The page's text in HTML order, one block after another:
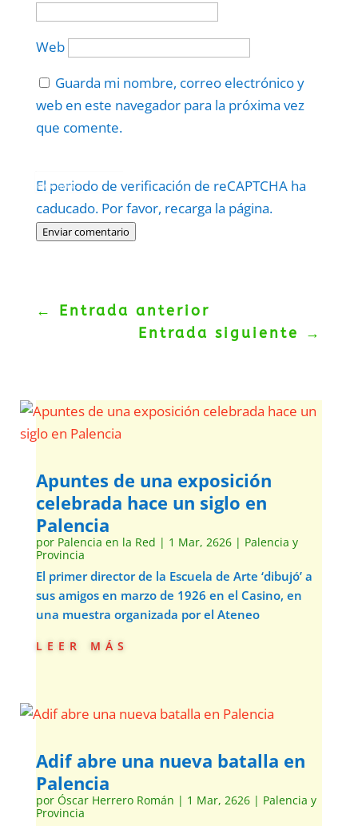
Web
Guarda mi nombre, correo electrónico y
web en este navegador para la próxima vez
que comente.
El periodo de verificación de reCAPTCHA ha
caducado. Por favor, recarga la página.
Enviar comentario
Politica–Términos.
← Entrada anterior
Entrada siguiente
→
Apuntes de una exposición
celebrada hace un siglo en
Palencia
por Palencia en la Red | 1 Mar, 2626| Palencia y
Provincia
El primer director de la Escuela de Arte ‘dibujó’ a
sus amigos en marzo de 1926 en el Casino, en
una muestra organizada por el Ateneo
leer más
Adif abre una nueva batalla en
Palencia
por Óscar Herrero Román | 1 Mar, 2626| Palencia y
Provincia